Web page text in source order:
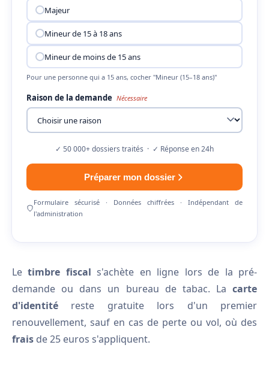
Majeur
Mineur de 15 à 18 ans
Mineur de moins de 15 ans
Pour une personne qui a 15 ans, cocher "Mineur (15–18 ans)"
Raison de la demande Nécessaire
✓ 50 000+ dossiers traités · ✓ Réponse en 24h
Préparer mon dossier
Formulaire sécurisé · Données chiffrées · Indépendant de
l'administration
Letimbre fiscal s'achète en ligne lors de la pré-
demande ou dans un bureau de tabac. La carte
d'identité reste gratuite lors d'un premier
renouvellement, sauf en cas de perte ou vol, où des
frais de 25 euros s'appliquent.